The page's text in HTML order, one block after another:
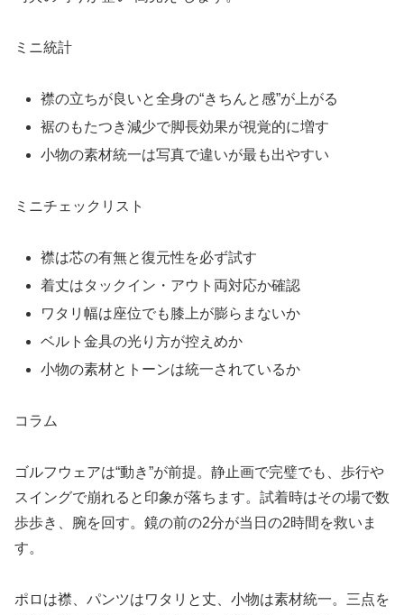
ミニ統計
襟の立ちが良いと全身の“きちんと感”が上がる
裾のもたつき減少で脚長効果が視覚的に増す
小物の素材統一は写真で違いが最も出やすい
ミニチェックリスト
襟は芯の有無と復元性を必ず試す
着丈はタックイン・アウト両対応か確認
ワタリ幅は座位でも膝上が膨らまないか
ベルト金具の光り方が控えめか
小物の素材とトーンは統一されているか
コラム
ゴルフウェアは“動き”が前提。静止画で完璧でも、歩行や
スイングで崩れると印象が落ちます。試着時はその場で数
歩歩き、腕を回す。鏡の前の2分が当日の2時間を救いま
す。
ポロは襟、パンツはワタリと丈、小物は素材統一。三点を